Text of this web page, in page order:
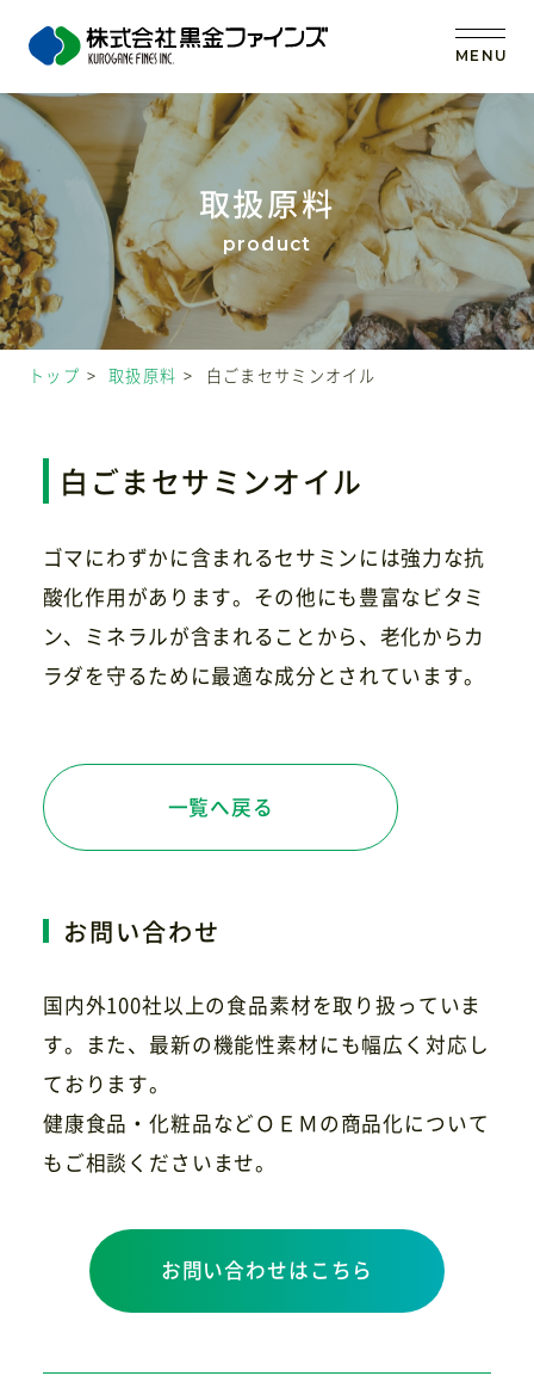
MENU
トップ
当社の強み
事業内容
取扱原料
お問い合わせ
取扱原料
トップ 取扱原料 白ごまセサミンオイル
白ごまセサミンオイル
ゴマにわずかに含まれるセサミンには強力な抗
酸化作用があります。その他にも豊富なビタミ
ン、ミネラルが含まれることから、老化からカ
ラダを守るために最適な成分とされています。
一覧へ戻る
お問い合わせ
国内外100社以上の食品素材を取り扱っていま
す。また、最新の機能性素材にも幅広く対応し
ております。
健康食品・化粧品などＯＥＭの商品化について
もご相談くださいませ。
お問い合わせはこちら